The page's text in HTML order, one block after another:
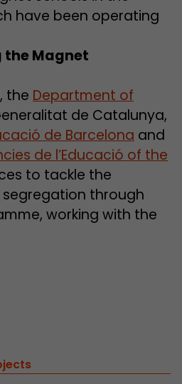
have been operating
the Magnet
the Department of
de Catalunya,
de Barcelona and
de l’Educació of the
to tackle the
through
working with the